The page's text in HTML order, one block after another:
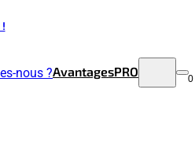
nous ?AvantagesPRO 0